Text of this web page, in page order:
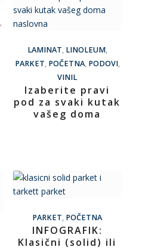
,
LAMINAT, LINOLEUM,
PARKET, POČETNA, PODOVI,
VINIL
Izaberite pravi
pod za svaki kutak
vašeg doma
PARKET, POČETNA
INFOGRAFIK:
Klasični (solid) ili